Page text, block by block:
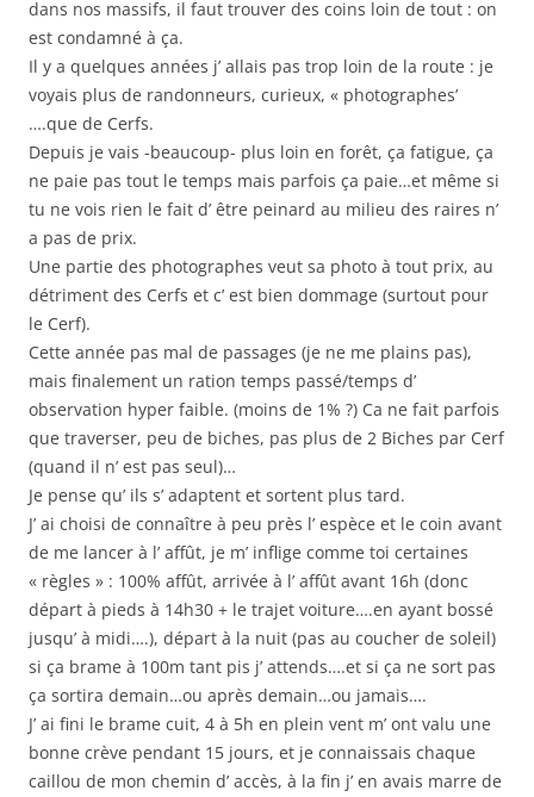
dans nos massifs, il faut trouver des coins loin de tout : on
est condamné à ça.
Il y a quelques années j’ allais pas trop loin de la route : je
voyais plus de randonneurs, curieux, « photographes’
….que de Cerfs.
Depuis je vais -beaucoup- plus loin en forêt, ça fatigue, ça
ne paie pas tout le temps mais parfois ça paie…et même si
tu ne vois rien le fait d’ être peinard au milieu des raires n’
a pas de prix.
Une partie des photographes veut sa photo à tout prix, au
détriment des Cerfs et c’ est bien dommage (surtout pour
le Cerf).
Cette année pas mal de passages (je ne me plains pas),
mais finalement un ration temps passé/temps d’
observation hyper faible. (moins de 1% ?) Ca ne fait parfois
que traverser, peu de biches, pas plus de 2 Biches par Cerf
(quand il n’ est pas seul)…
Je pense qu’ ils s’ adaptent et sortent plus tard.
J’ ai choisi de connaître à peu près l’ espèce et le coin avant
de me lancer à l’ affût, je m’ inflige comme toi certaines
« règles » : 100% affût, arrivée à l’ affût avant 16h (donc
départ à pieds à 14h30 + le trajet voiture….en ayant bossé
jusqu’ à midi….), départ à la nuit (pas au coucher de soleil)
si ça brame à 100m tant pis j’ attends….et si ça ne sort pas
ça sortira demain…ou après demain…ou jamais….
J’ ai fini le brame cuit, 4 à 5h en plein vent m’ ont valu une
bonne crève pendant 15 jours, et je connaissais chaque
caillou de mon chemin d’ accès, à la fin j’ en avais marre de